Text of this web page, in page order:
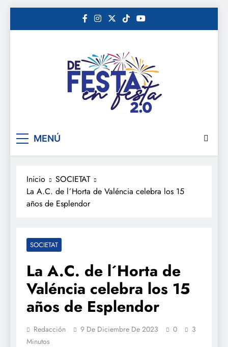
De festa en festa 2.0
MENÚ
Inicio
SOCIETAT
La A.C. de l´Horta de Valéncia celebra los 15
años de Esplendor
SOCIETAT
La A.C. de l´Horta de
Valéncia celebra los 15
años de Esplendor
Redacción 9 De Diciembre De 2023 0
3
Minutos